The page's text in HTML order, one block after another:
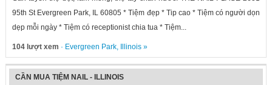
95th St Evergreen Park, IL 60805 * Tiệm đẹp * Tip cao * Tiệm có người dọn
dẹp mỗi ngày * Tiệm có receptionist chia tua * Tiệm...
104 lượt xem · Evergreen Park, Illinois»
CẦN MUA TIỆM NAIL - ILLINOIS